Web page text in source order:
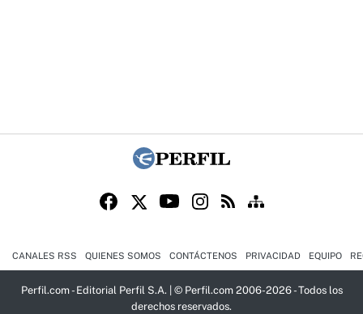
CANALES RSS QUIENES SOMOS CONTÁCTENOS PRIVACIDAD EQUIPO
Perfil.com - Editorial Perfil S.A. | © Perfil.com 2006-2026 - Todos los
derechos reservados.